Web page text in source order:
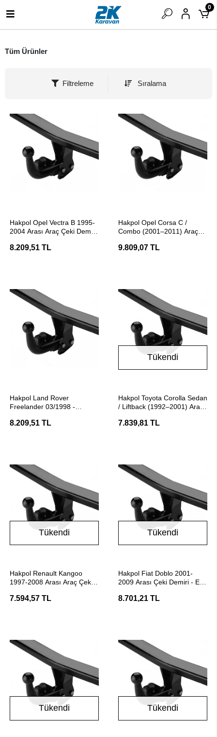
0
Tüm Ürünler
Filtreleme Sıralama
Hakpol Opel Vectra B 1995-
2004 Arası Araç Çeki Demiri
8.209,51 TL
Hakpol Opel Corsa C /
Combo (2001–2011) Araç
9.809,07 TL
Hakpol Land Rover
Freelander 03/1998 -
8.209,51 TL
Tükendi
Hakpol Toyota Corolla Sedan
/ Liftback (1992–2001) Araç
7.839,81 TL
Tükendi
Hakpol Renault Kangoo
1997-2008 Arası Araç Çeki
7.594,57 TL
Tükendi
Hakpol Fiat Doblo 2001-
2009 Arası Çeki Demiri - E20
8.701,21 TL
Tükendi Tükendi